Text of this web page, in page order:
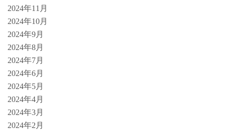
2024年11月
2024年10月
2024年9月
2024年8月
2024年7月
2024年6月
2024年5月
2024年4月
2024年3月
2024年2月